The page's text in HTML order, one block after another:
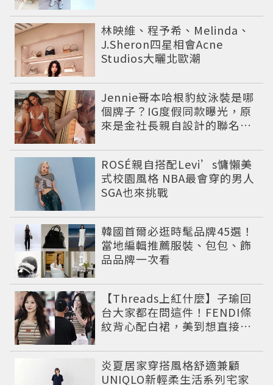
的復古運動穿搭 LOOK
林映維、程予希、Melinda、
J.Sheron四星相會Acne
Studios大曬北歐潮
Jennie哥本哈根豹紋泳裝是哪
個牌子？IG度假同款曝光，原
來是金社長親自設計的聯名系
ROSÉ親自搭配Levi’s慵懶美
式校園風格 NBA最會穿的男人
SGA也來挑戰
韓國首爾必逛時髦品牌45選！
當地編輯推薦服裝、包包、飾
品品牌一次看
【Threads上紅什麼】子瑜回
台大家都在問這件！FENDI條
紋背心配白裙，美到想直接複
炎夏居家穿搭風格舒適兼顧
UNIQLO新輕柔生活系列宅家